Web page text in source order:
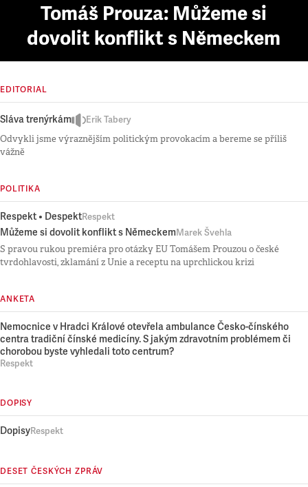
Tomáš Prouza: Můžeme si
dovolit konflikt s Německem
EDITORIAL
Sláva trenýrkám Erik Tabery
Odvykli jsme výraznějším politickým provokacím a bereme se příliš
vážně
POLITIKA
Respekt • DespektRespekt
Můžeme si dovolit konflikt s NěmeckemMarek Švehla
S pravou rukou premiéra pro otázky EU Tomášem Prouzou o české
tvrdohlavosti, zklamání z Unie a receptu na uprchlickou krizi
ANKETA
Nemocnice v Hradci Králové otevřela ambulance Česko-čínského
centra tradiční čínské medicíny. S jakým zdravotním problémem či
chorobou byste vyhledali toto centrum?
Respekt
DOPISY
DopisyRespekt
DESET ČESKÝCH ZPRÁV